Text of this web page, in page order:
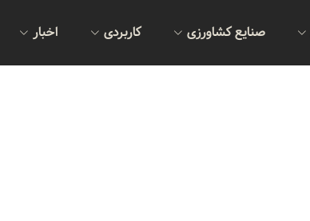
صنایع کشاورزی کاربردی اخبار